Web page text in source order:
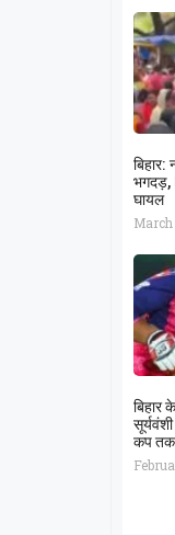
बिहार:
भगदड़,
घायल
March
बिहार
कप